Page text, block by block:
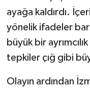
ayağa kaldırdı.
yönelik ifadeler
büyük bir
tepkiler çığ gibi
​Olayın ardından